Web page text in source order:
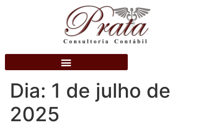
Dia: 1 de julho de
2025